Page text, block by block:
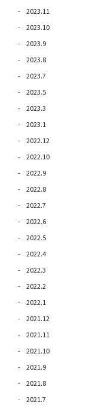
2023.11
2023.10
2023.9
2023.8
2023.7
2023.5
2023.3
2023.1
2022.12
2022.10
2022.9
2022.8
2022.7
2022.6
2022.5
2022.4
2022.3
2022.2
2022.1
2021.12
2021.11
2021.10
2021.9
2021.8
2021.7